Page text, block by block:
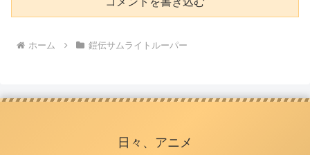
ホーム 鎧伝サムライトルーパー
日々、アニメ